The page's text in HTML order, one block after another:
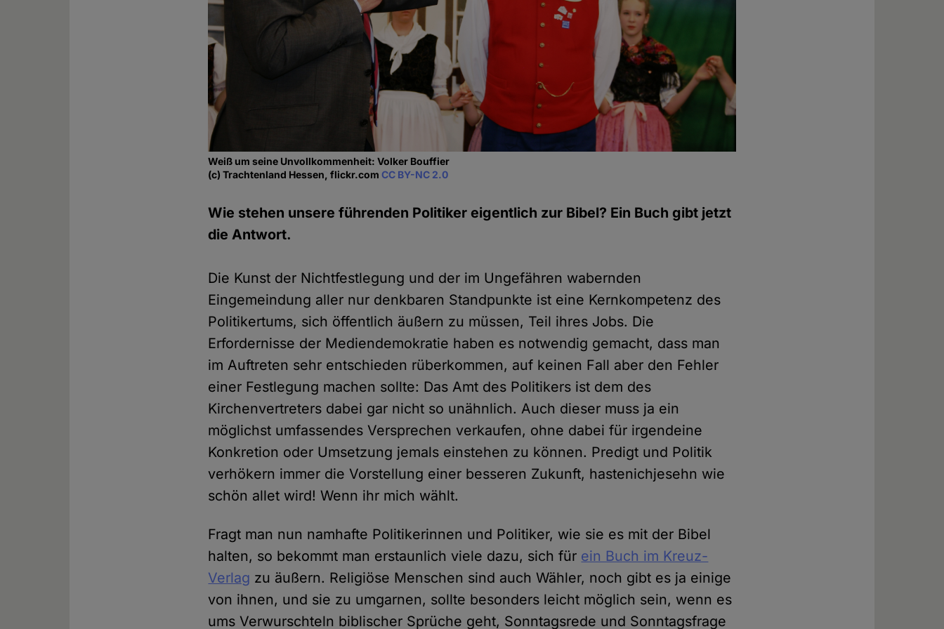
Weiß um seine Unvollkommenheit: Volker Bouffier
(c) Trachtenland Hessen, flickr.comCC BY-NC 2.0
Wie stehen unsere führenden Politiker eigentlich zur Bibel? Ein Buch gibt jetzt
die Antwort.
Die Kunst der Nichtfestlegung und der im Ungefähren wabernden
Eingemeindung aller nur denkbaren Standpunkte ist eine Kernkompetenz des
Politikertums, sich öffentlich äußern zu müssen, Teil ihres Jobs. Die
Erfordernisse der Mediendemokratie haben es notwendig gemacht, dass man
im Auftreten sehr entschieden rüberkommen, auf keinen Fall aber den Fehler
einer Festlegung machen sollte: Das Amt des Politikers ist dem des
Kirchenvertreters dabei gar nicht so unähnlich. Auch dieser muss ja ein
möglichst umfassendes Versprechen verkaufen, ohne dabei für irgendeine
Konkretion oder Umsetzung jemals einstehen zu können. Predigt und Politik
verhökern immer die Vorstellung einer besseren Zukunft, hastenichjesehn wie
schön allet wird! Wenn ihr mich wählt.
Fragt man nun namhafte Politikerinnen und Politiker, wie sie es mit der Bibel
halten, so bekommt man erstaunlich viele dazu, sich für ein Buch im Kreuz-
Verlag zu äußern. Religiöse Menschen sind auch Wähler, noch gibt es ja einige
von ihnen, und sie zu umgarnen, sollte besonders leicht möglich sein, wenn es
ums Verwurschteln biblischer Sprüche geht, Sonntagsrede und Sonntagsfrage